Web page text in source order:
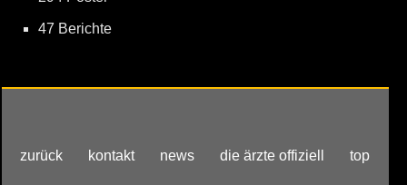
47 Berichte
zurück kontakt news die ärzte offiziell top